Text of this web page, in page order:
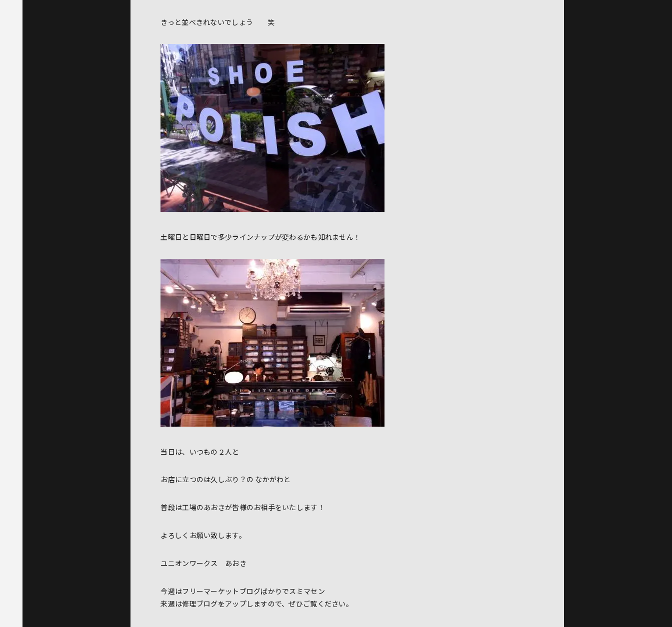
きっと並べきれないでしょう 笑
土曜日と日曜日で多少ラインナップが変わるかも知れません！
当日は、いつもの２人と
お店に立つのは久しぶり？の なかがわと
普段は工場のあおきが皆様のお相手をいたします！
よろしくお願い致します。
ユニオンワークス あおき
今週はフリーマーケットブログばかりでスミマセン
来週は修理ブログをアップしますので、ぜひご覧ください。